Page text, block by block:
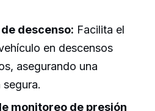
descenso: Facilita el
en descensos
asegurando una
monitoreo de presión